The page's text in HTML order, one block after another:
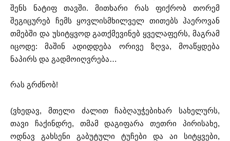
შენს ნატიფ თავში. მითხარი რას ფიქრობ თორემ
შეგიცურებ ჩემს ყოვლისმხილველ თითებს ჰაეროვან
თმებში და უსიტყვოდ გათქმევინებ ყველაფერს, მაგრამ
იცოდე: მაშინ ადიდდება ორივე ზღვა, მოაწყდება
ნაპირს და გადმოიღვრება…
რას გრძნობ!
(ვხედავ, მთელი ძალით ჩაბღაუჭებიხარ სახელურს,
თავი ჩაქინდრე, თმამ დაგიფარა თეთრი პირისახე,
ოდნავ გახსენი გაბუტული ტუჩები და აი სიტყვები,